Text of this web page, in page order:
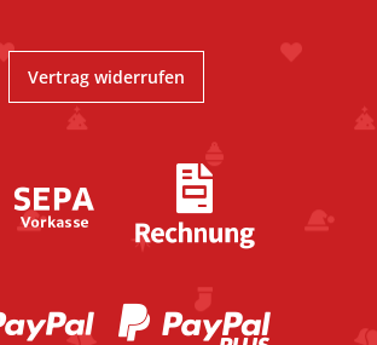
Vertrag widerrufen